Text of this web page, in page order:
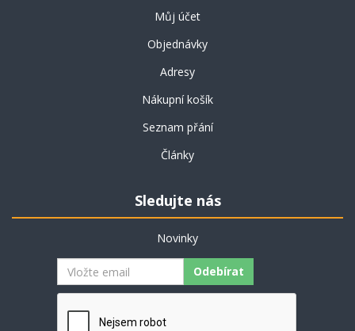
Můj účet
Objednávky
Adresy
Nákupní košík
Seznam přání
Články
Sledujte nás
Novinky
Odebírat